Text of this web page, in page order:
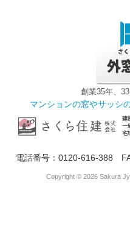
創業35年、
マンションの窓やサッシ
電話番号：0120-616-388
Copyright © 2026 Sakura